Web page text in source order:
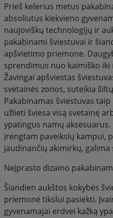
Prieš kelerius metus
absoliutus kiekvieno
naujoviškų technologijų ir
pakabinami šviestuvai ir
apšvietimo priemone.
sprendimus nuo kaimiško
Žavingai apšviestas
svetainės zonos, suteikia
Pakabinamas šviestuvas
užlieti šviesa visą svetainę
ypatingus namų aksesuarus.
įrengtam paveikslų kampui,
jaudinančių akimirkų,
Neįprasto dizaino
Šiandien aukštos kokybės
priemonė tikslui pasiekti.
gyvenamajai erdvei kažką